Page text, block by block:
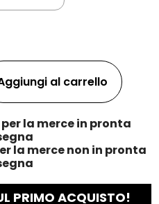
al carrello
la merce in pronta
la merce non in pronta
PRIMO ACQUISTO!